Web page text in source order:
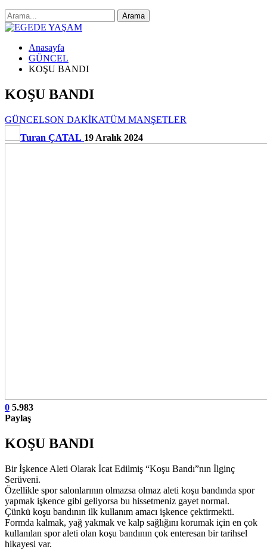
Anasayfa
GÜNCEL
KOŞU BANDI
KOŞU BANDI
GÜNCELSON DAKİKATÜM MANŞETLER
Turan ÇATAL 19 Aralık 2024
0 5.983
Paylaş
KOŞU BANDI
Bir İşkence Aleti Olarak İcat Edilmiş “Koşu Bandı”nın İlginç
Serüveni.
Özellikle spor salonlarının olmazsa olmaz aleti koşu bandında spor
yapmak işkence gibi geliyorsa bu hissetmeniz gayet normal.
Çünkü koşu bandının ilk kullanım amacı işkence çektirmekti.
Formda kalmak, yağ yakmak ve kalp sağlığını korumak için en çok
kullanılan spor aleti olan koşu bandının çok enteresan bir tarihsel
hikayesi var.